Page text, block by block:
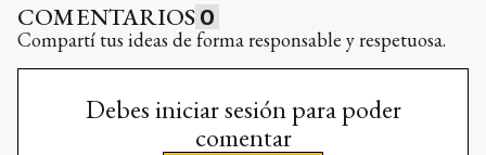
COMENTARIOS 0
Compartí tus ideas de forma responsable y respetuosa.
Debes iniciar sesión para poder
comentar